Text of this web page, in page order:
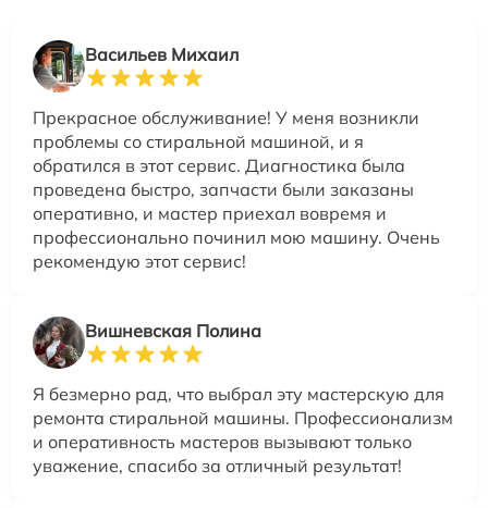
Васильев Михаил
Прекрасное обслуживание! У меня возникли
проблемы со стиральной машиной, и я
обратился в этот сервис. Диагностика была
проведена быстро, запчасти были заказаны
оперативно, и мастер приехал вовремя и
профессионально починил мою машину. Очень
рекомендую этот сервис!
Вишневская Полина
Я безмерно рад, что выбрал эту мастерскую для
ремонта стиральной машины. Профессионализм
и оперативность мастеров вызывают только
уважение, спасибо за отличный результат!